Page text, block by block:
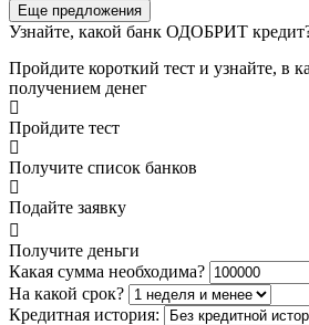
Еще предложения
Узнайте, какой банк ОДОБРИТ
Пройдите короткий тест и узнайте, в
получением денег
Пройдите тест
Получите список банков
Подайте заявку
Получите деньги
Какая сумма необходима?
На какой срок?
Кредитная история: